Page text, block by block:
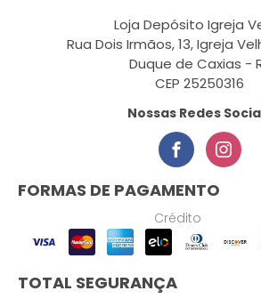
Loja Depósito Igreja
Rua Dois Irmãos, 13, Igreja
Duque de Caxias -
CEP 25250316
Nossas Redes
FORMAS DE PAGAMENTO
Crédito
TOTAL SEGURANÇA